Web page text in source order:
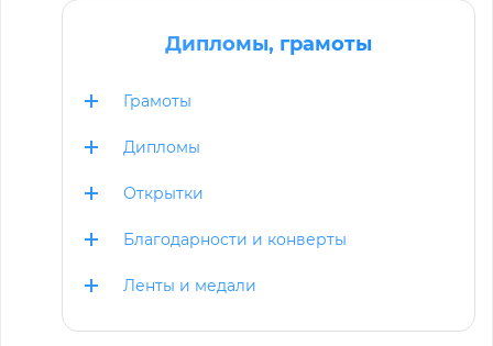
Дипломы, грамоты
Грамоты
Дипломы
Открытки
Благодарности и конверты
Ленты и медали